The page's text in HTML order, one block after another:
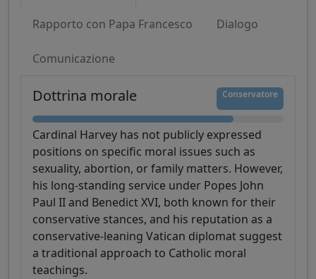
Rapporto con Papa Francesco Dialogo
Comunicazione
Dottrina morale Conservatore
Cardinal Harvey has not publicly expressed
positions on specific moral issues such as
sexuality, abortion, or family matters. However,
his long-standing service under Popes John
Paul II and Benedict XVI, both known for their
conservative stances, and his reputation as a
conservative-leaning Vatican diplomat suggest
a traditional approach to Catholic moral
teachings.